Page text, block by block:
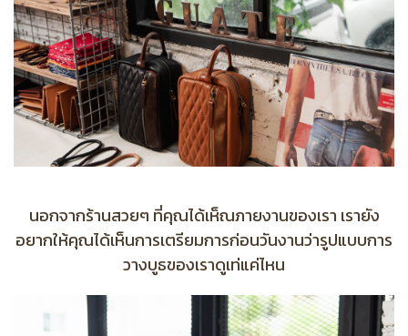
นอกจากร้านสวยๆ ที่คุณได้เห็ณภายงานของเรา เรายัง
อยากให้คุณได้เห็นการเตรียมการก่อนวันงานว่ารูปแบบการ
วางบูธของเราดูเท่แค่ไหน